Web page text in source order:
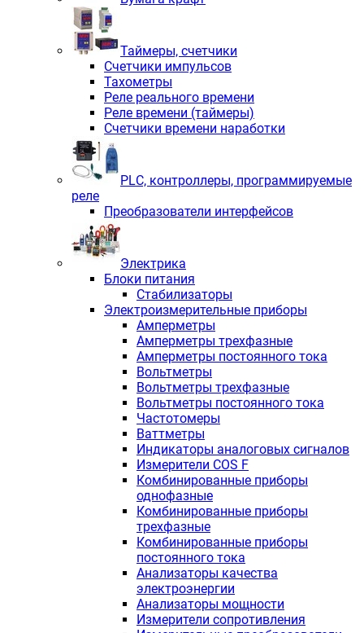
Таймеры, счетчики
Счетчики импульсов
Тахометры
Реле реального времени
Реле времени (таймеры)
Счетчики времени наработки
PLС, контроллеры, программируемые
реле
Преобразователи интерфейсов
Электрика
Блоки питания
Стабилизаторы
Электроизмерительные приборы
Амперметры
Амперметры трехфазные
Амперметры постоянного тока
Вольтметры
Вольтметры трехфазные
Вольтметры постоянного тока
Частотомеры
Ваттметры
Индикаторы аналоговых сигналов
Измерители COS F
Комбинированные приборы
однофазные
Комбинированные приборы
трехфазные
Комбинированные приборы
постоянного тока
Анализаторы качества
электроэнергии
Анализаторы мощности
Измерители сопротивления